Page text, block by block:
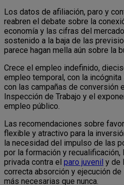
Los datos de afiliación, paro y
reabren el debate sobre la
economía y las cifras del
sostenido a la baja de las
parece hagan mella aún sobre la
Crece el empleo indefinido,
empleo temporal, con la
con las campañas de conversión
Inspección de Trabajo y el
empleo público.
Las recomendaciones sobre
flexible y atractivo para la
la necesidad del impulso de las
por la formación y
privada contra el paro juvenil y de
correcta absorción y ejecución
más necesarias que nunca.